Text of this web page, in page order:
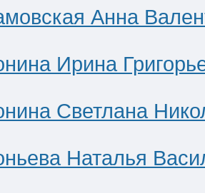
Анна
Ирина
Светлана
Наталья